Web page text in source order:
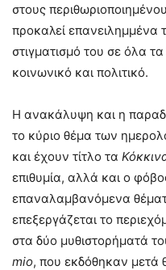
στους
προκαλεί επανειλημμένα
στιγματισμό του σε όλα
κοινωνικό και πολιτικό.
Η ανακάλυψη και η
το κύριο θέμα των
και έχουν τίτλο τα
επιθυμία, αλλά και ο
επαναλαμβανόμενα
επεξεργάζεται το
στα δύο μυθιστορήματά
mio, που εκδόθηκαν μετά